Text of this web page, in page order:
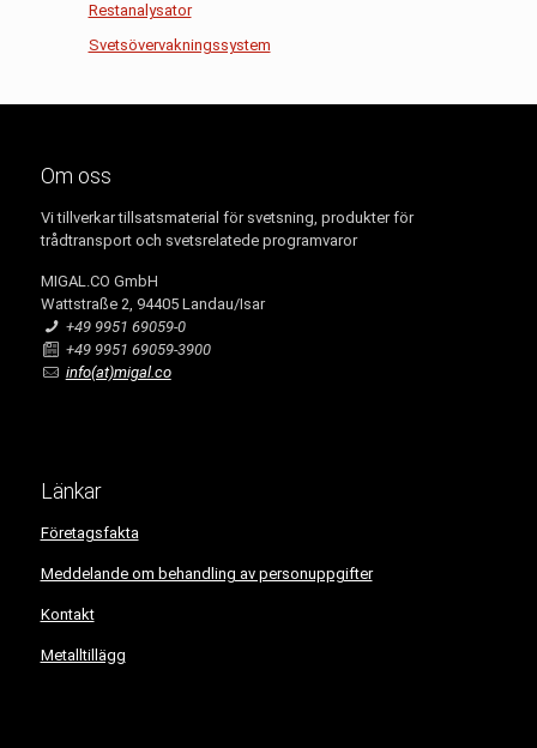
Restanalysator
Svetsövervakningssystem
Om oss
Vi tillverkar tillsatsmaterial för svetsning, produkter för
trådtransport och svetsrelatede programvaror
MIGAL.CO GmbH
Wattstraße 2, 94405 Landau/Isar
+49 9951 69059-0
+49 9951 69059-3900
info(at)migal.co
Länkar
Företagsfakta
Meddelande om behandling av personuppgifter
Kontakt
Metalltillägg